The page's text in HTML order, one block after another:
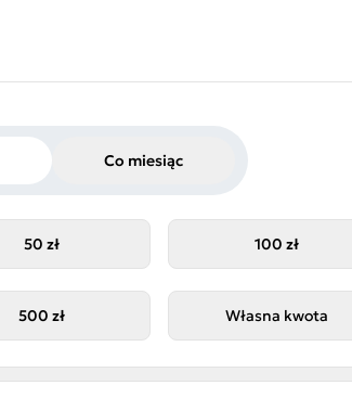
Co miesiąc
50 zł 100 zł
500 zł
Własna kwota